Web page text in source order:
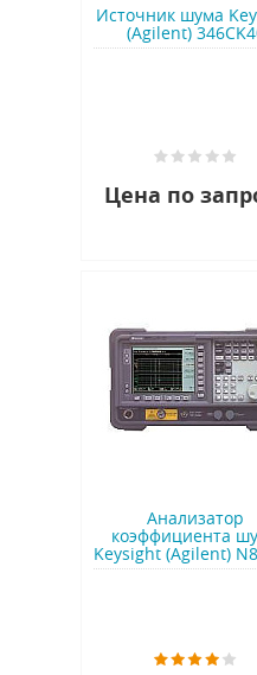
Источник шума
(Agilent)
Цена по
Анализатор
коэффициента
Keysight (Agilent)